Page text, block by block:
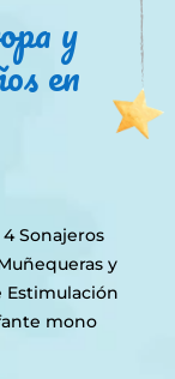
y
en
Sonajeros
y
Estimulación
mono